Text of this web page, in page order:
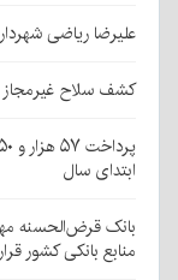
علیرضا ریاضی
کشف سلاح غیرمجاز و ۲۰۰ کیلو پسته از مخفیگاه سارق
ابتدای سال
منابع بانکی کشور